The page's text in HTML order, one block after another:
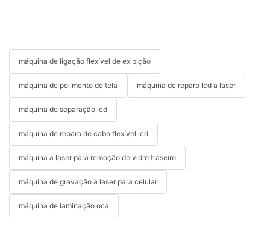
máquina de ligação flexível de exibição
máquina de polimento de tela máquina de reparo lcd a laser
máquina de separação lcd
máquina de reparo de cabo flexível lcd
máquina a laser para remoção de vidro traseiro
máquina de gravação a laser para celular
máquina de laminação oca